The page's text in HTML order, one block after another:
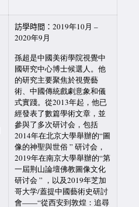
訪學時間： 2019年10月 –
2020年9月
孫超是中國美術學院視覺中
國研究中心博士候選人。他
的研究主要聚焦於視覺藝
術、中國傳統戲劇意象和儀
式實踐。從2013年起，他已
經發表了數篇學術文章，並
參與了多次研讨会，包括
2014年在北京大學舉辦的“圖
像的神聖與世俗 ” 研讨会，
2019年在南京大學舉辦的“第
一屆荆山論壇佛教圖像文化
研讨会 ” ，以及2019年芝加
哥大学/蓋提中國藝術史研討
會——“從西安到敦煌：追尋